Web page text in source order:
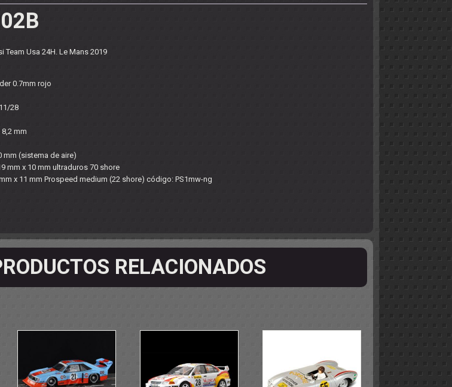
Team Usa 24H. Le Mans 2019
0.7mm rojo
28
mm
mm (sistema de aire)
mm x 10 mm ultraduros 70 shore
x 11 mm Prospeed medium (22 shore) código: PS1mw-ng
RELACIONADOS